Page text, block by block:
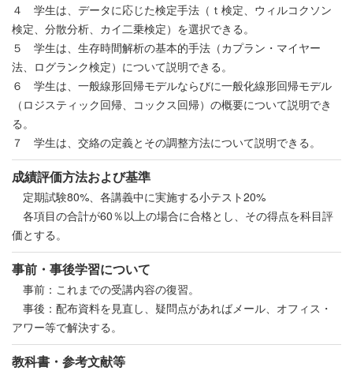
４ 学生は、データに応じた検定手法（ｔ検定、ウィルコクソン
検定、分散分析、カイ二乗検定）を選択できる。
５ 学生は、生存時間解析の基本的手法（カプラン・マイヤー
法、ログランク検定）について説明できる。
６ 学生は、一般線形回帰モデルならびに一般化線形回帰モデル
（ロジスティック回帰、コックス回帰）の概要について説明でき
る。
７ 学生は、交絡の定義とその調整方法について説明できる。
成績評価方法および基準
定期試験80%、各講義中に実施する小テスト20%
各項目の合計が60％以上の場合に合格とし、その得点を科目評
価とする。
事前・事後学習について
事前：これまでの受講内容の復習。
事後：配布資料を見直し、疑問点があればメール、オフィス・
アワー等で解決する。
教科書・参考文献等